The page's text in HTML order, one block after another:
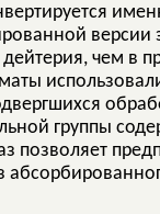
чем в
группы
позволяет